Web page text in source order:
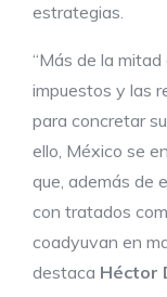
estrategias.
“Más de la
impuestos y las
para concretar
ello, México se
que, además de
con tratados
coadyuvan en
destaca Héctor